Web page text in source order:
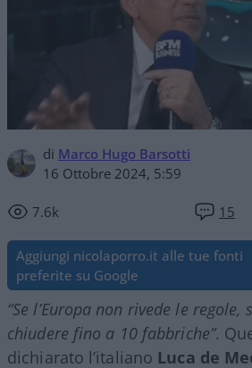
di Marco Hugo Barsotti
16 Ottobre 2024, 5:59
7.6k 15
Aggiungi nicolaporro.it alle tue fonti
preferite su Google
“Se l’Europa non rivede le
chiudere fino a 10 fabbriche”.
dichiarato l’italiano Luca de